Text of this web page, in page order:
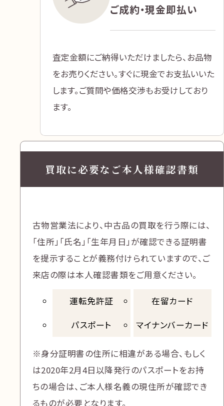
ご成約・現金即払い
査定金額にご納得いただけましたら、お品物
をお売りください。すぐに現金でお支払いいた
します。ご質問や価格交渉もお受けしており
ます。
買取に必要なご本人様確認書類
古物営業法により、中古品の買取を行う際には、
「住所」「氏名」「生年月日」が確認できる証明書
を提示することが義務付けられていますので、ご
来店の際は本人確認書類をご用意ください。
運転免許証
在留カード
パスポート
マイナンバーカード
※身分証明書の住所に相違がある場合、もしく
は2020年2月4日以降発行のパスポートをお持
ちの場合は、ご本人様名義の現住所が確認でき
るものが必要となります。